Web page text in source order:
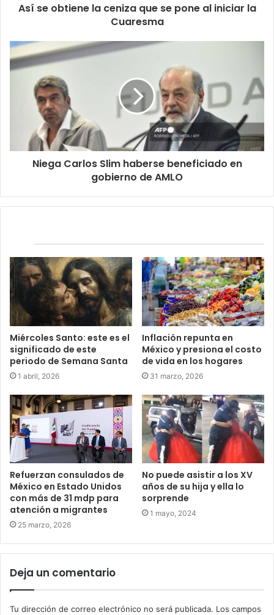
Así se obtiene la ceniza que se pone al iniciar la
Cuaresma
Niega Carlos Slim haberse beneficiado en
gobierno de AMLO
Miércoles Santo: este es el
significado de este
periodo de Semana Santa
1 abril, 2026
Inflación repunta en
México y presiona el costo
de vida en los hogares
31 marzo, 2026
Refuerzan consulados de
México en Estado Unidos
con más de 31 mdp para
atención a migrantes
25 marzo, 2026
No puede asistir a los XV
años de su hija y ella lo
sorprende
1 mayo, 2024
Deja un comentario
Tu dirección de correo electrónico no será publicada. Los campos